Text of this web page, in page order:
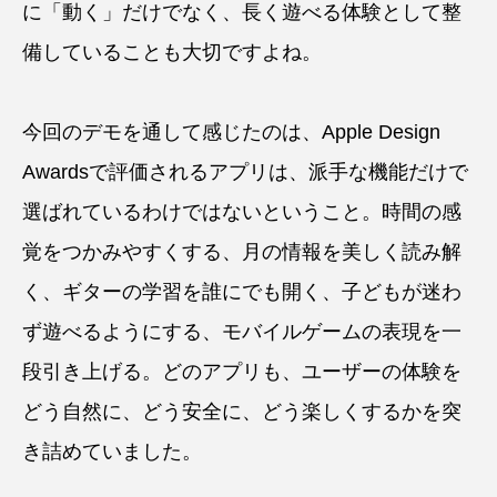
に「動く」だけでなく、長く遊べる体験として整
備していることも大切ですよね。
今回のデモを通して感じたのは、Apple Design
Awardsで評価されるアプリは、派手な機能だけで
選ばれているわけではないということ。時間の感
覚をつかみやすくする、月の情報を美しく読み解
く、ギターの学習を誰にでも開く、子どもが迷わ
ず遊べるようにする、モバイルゲームの表現を一
段引き上げる。どのアプリも、ユーザーの体験を
どう自然に、どう安全に、どう楽しくするかを突
き詰めていました。